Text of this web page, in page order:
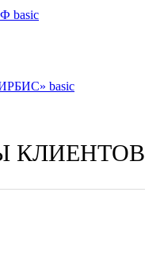
basic
basic
КЛИЕНТОВ